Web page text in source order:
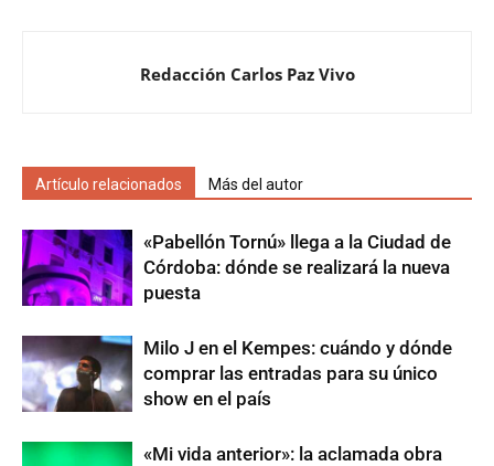
Redacción Carlos Paz Vivo
Artículo relacionados Más del autor
«Pabellón Tornú» llega a la Ciudad de
Córdoba: dónde se realizará la nueva
puesta
Milo J en el Kempes: cuándo y dónde
comprar las entradas para su único
show en el país
«Mi vida anterior»: la aclamada obra